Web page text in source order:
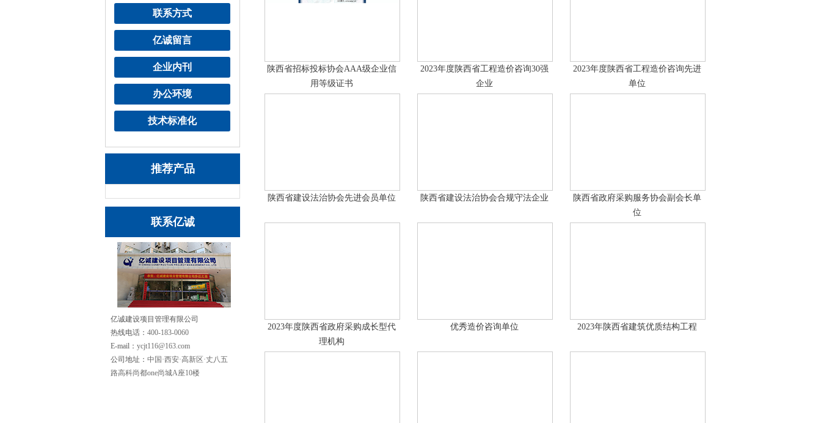
联系方式
亿诚留言
企业内刊
办公环境
技术标准化
推荐产品
联系亿诚
亿诚建设项目管理有限公司
热线电话： 400-183-0060
E-mail： ycjt116@163.com
公司地址： 中国·西安·高新区·丈八五
路高科尚都one尚城A座10楼
陕西省招标投标协会AAA级企业信
用等级证书
2023年度陕西省工程造价咨询30强
企业
2023年度陕西省工程造价咨询先进
单位
陕西省建设法治协会先进会员单位 陕西省建设法治协会合规守法企业
陕西省政府采购服务协会副会长单
位
2023年度陕西省政府采购成长型代
理机构
优秀造价咨询单位 2023年陕西省建筑优质结构工程